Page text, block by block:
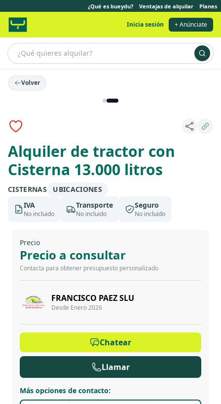
¿Qué es bueydu? Ventajas de alquilar Planes
Inicia sesión + Anúnciate
Volver
Alquiler de tractor con
Cisterna 13.000 litros
CISTERNAS
UBICACIONES
IVA
No incluido
Transporte
No incluido
Seguro
No incluido
Precio
Precio a consultar
Contacta para obtener presupuesto personalizado
FRANCISCO PAEZ SLU
Desde Enero 2026
Chatear
Llamar
Más opciones de contacto: